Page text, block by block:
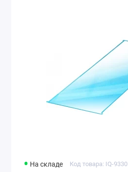
На складе Код товара: IQ-9330